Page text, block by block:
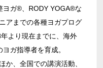
ヨガ®、RODY YOGA®な
アまでの各種ヨガプログ
より現在までに、海外
ガ指導者を育成。
か、全国での講演活動、